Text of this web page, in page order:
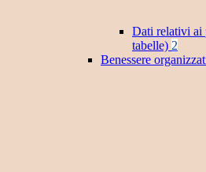
Dati relativi ai
tabelle) 2
Benessere